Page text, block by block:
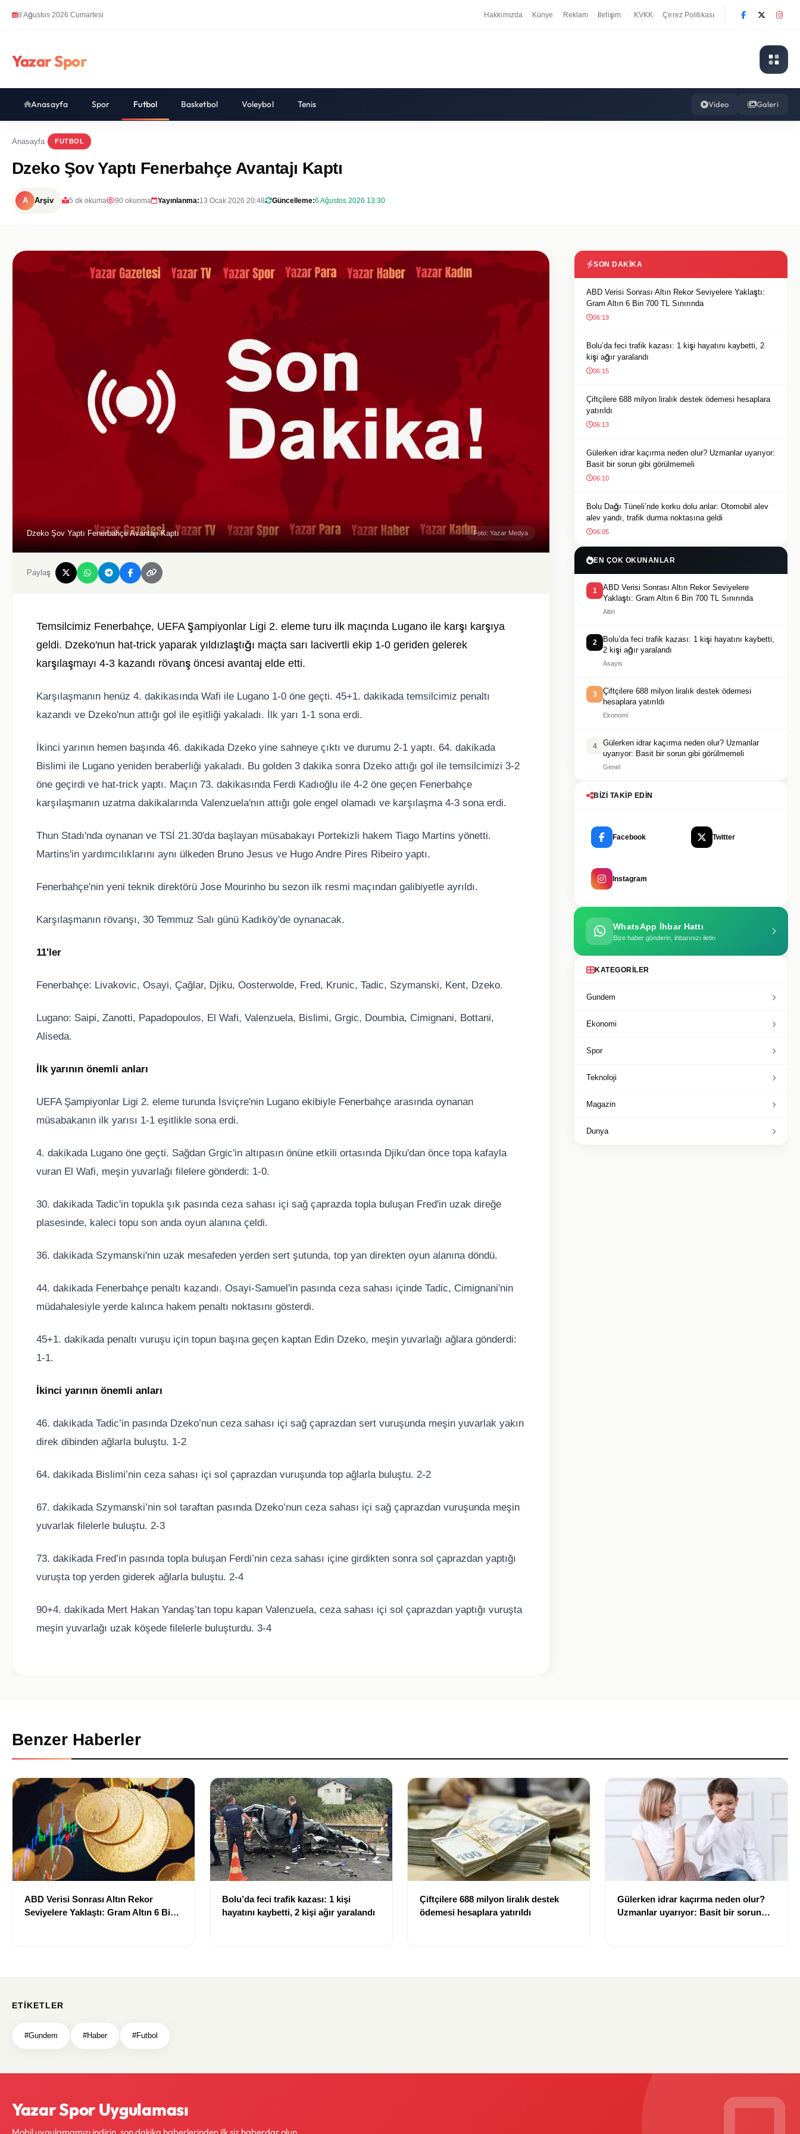
8 Ağustos 2026 Cumartesi Hakkımızda Künye Reklam İletişim KVKK Çerez Politikası
Yazar Spor
Anasayfa Spor Futbol Basketbol Voleybol Tenis Video Galeri
Anasayfa FUTBOL
Dzeko Şov Yaptı Fenerbahçe Avantajı Kaptı
A Arşiv 5 dk okuma 90 okunma Yayınlanma:13 Ocak 2026 20:48 Güncelleme:6 Ağustos 2026 13:30
Dzeko Şov Yaptı Fenerbahçe Avantajı Kaptı Foto: Yazar Medya
Paylaş
Temsilcimiz Fenerbahçe, UEFA Şampiyonlar Ligi 2. eleme turu ilk maçında Lugano ile karşı karşıya
geldi. Dzeko'nun hat-trick yaparak yıldızlaştığı maçta sarı lacivertli ekip 1-0 geriden gelerek
karşılaşmayı 4-3 kazandı rövanş öncesi avantaj elde etti.
Karşılaşmanın henüz 4. dakikasında Wafi ile Lugano 1-0 öne geçti. 45+1. dakikada temsilcimiz penaltı
kazandı ve Dzeko'nun attığı gol ile eşitliği yakaladı. İlk yarı 1-1 sona erdi.
İkinci yarının hemen başında 46. dakikada Dzeko yine sahneye çıktı ve durumu 2-1 yaptı. 64. dakikada
Bislimi ile Lugano yeniden beraberliği yakaladı. Bu golden 3 dakika sonra Dzeko attığı gol ile temsilcimizi 3-2
öne geçirdi ve hat-trick yaptı. Maçın 73. dakikasında Ferdi Kadıoğlu ile 4-2 öne geçen Fenerbahçe
karşılaşmanın uzatma dakikalarında Valenzuela'nın attığı gole engel olamadı ve karşılaşma 4-3 sona erdi.
Thun Stadı'nda oynanan ve TSİ 21.30'da başlayan müsabakayı Portekizli hakem Tiago Martins yönetti.
Martins'in yardımcılıklarını aynı ülkeden Bruno Jesus ve Hugo Andre Pires Ribeiro yaptı.
Fenerbahçe'nin yeni teknik direktörü Jose Mourinho bu sezon ilk resmi maçından galibiyetle ayrıldı.
Karşılaşmanın rövanşı, 30 Temmuz Salı günü Kadıköy'de oynanacak.
11'ler
Fenerbahçe: Livakovic, Osayi, Çağlar, Djiku, Oosterwolde, Fred, Krunic, Tadic, Szymanski, Kent, Dzeko.
Lugano: Saipi, Zanotti, Papadopoulos, El Wafi, Valenzuela, Bislimi, Grgic, Doumbia, Cimignani, Bottani,
Aliseda.
İlk yarının önemli anları
UEFA Şampiyonlar Ligi 2. eleme turunda İsviçre'nin Lugano ekibiyle Fenerbahçe arasında oynanan
müsabakanın ilk yarısı 1-1 eşitlikle sona erdi.
4. dakikada Lugano öne geçti. Sağdan Grgic'in altıpasın önüne etkili ortasında Djiku'dan önce topa kafayla
vuran El Wafi, meşin yuvarlağı filelere gönderdi: 1-0.
30. dakikada Tadic'in topukla şık pasında ceza sahası içi sağ çaprazda topla buluşan Fred'in uzak direğe
plasesinde, kaleci topu son anda oyun alanına çeldi.
36. dakikada Szymanski'nin uzak mesafeden yerden sert şutunda, top yan direkten oyun alanına döndü.
44. dakikada Fenerbahçe penaltı kazandı. Osayi-Samuel'in pasında ceza sahası içinde Tadic, Cimignani'nin
müdahalesiyle yerde kalınca hakem penaltı noktasını gösterdi.
45+1. dakikada penaltı vuruşu için topun başına geçen kaptan Edin Dzeko, meşin yuvarlağı ağlara gönderdi:
1-1.
İkinci yarının önemli anları
46. dakikada Tadic’in pasında Dzeko’nun ceza sahası içi sağ çaprazdan sert vuruşunda meşin yuvarlak yakın
direk dibinden ağlarla buluştu. 1-2
64. dakikada Bislimi’nin ceza sahası içi sol çaprazdan vuruşunda top ağlarla buluştu. 2-2
67. dakikada Szymanski’nin sol taraftan pasında Dzeko’nun ceza sahası içi sağ çaprazdan vuruşunda meşin
yuvarlak filelerle buluştu. 2-3
73. dakikada Fred’in pasında topla buluşan Ferdi’nin ceza sahası içine girdikten sonra sol çaprazdan yaptığı
vuruşta top yerden giderek ağlarla buluştu. 2-4
90+4. dakikada Mert Hakan Yandaş’tan topu kapan Valenzuela, ceza sahası içi sol çaprazdan yaptığı vuruşta
meşin yuvarlağı uzak köşede filelerle buluşturdu. 3-4
SON DAKIKA
ABD Verisi Sonrası Altın Rekor Seviyelere Yaklaştı:
Gram Altın 6 Bin 700 TL Sınırında
06:19
Bolu’da feci trafik kazası: 1 kişi hayatını kaybetti, 2
kişi ağır yaralandı
06:15
Çiftçilere 688 milyon liralık destek ödemesi hesaplara
yatırıldı
06:13
Gülerken idrar kaçırma neden olur? Uzmanlar uyarıyor:
Basit bir sorun gibi görülmemeli
06:10
Bolu Dağı Tüneli’nde korku dolu anlar: Otomobil alev
alev yandı, trafik durma noktasına geldi
06:05
EN ÇOK OKUNANLAR
1
ABD Verisi Sonrası Altın Rekor Seviyelere
Yaklaştı: Gram Altın 6 Bin 700 TL Sınırında
Altin
2
Bolu’da feci trafik kazası: 1 kişi hayatını kaybetti,
2 kişi ağır yaralandı
Asayis
3
Çiftçilere 688 milyon liralık destek ödemesi
hesaplara yatırıldı
Ekonomi
4
Gülerken idrar kaçırma neden olur? Uzmanlar
uyarıyor: Basit bir sorun gibi görülmemeli
Genel
BIZI TAKIP EDIN
Facebook Twitter
Instagram
WhatsApp İhbar Hattı
Bize haber gönderin, ihbarınızı iletin
KATEGORILER
Gundem
Ekonomi
Spor
Teknoloji
Magazin
Dunya
Benzer Haberler
ABD Verisi Sonrası Altın Rekor
Seviyelere Yaklaştı: Gram Altın 6 Bin
Bolu’da feci trafik kazası: 1 kişi
hayatını kaybetti, 2 kişi ağır yaralandı
Çiftçilere 688 milyon liralık destek
ödemesi hesaplara yatırıldı
Gülerken idrar kaçırma neden olur?
Uzmanlar uyarıyor: Basit bir sorun
ETIKETLER
#Gundem #Haber #Futbol
Yazar Spor Uygulaması
Mobil uygulamamızı indirin, son dakika haberlerinden ilk siz haberdar olun.